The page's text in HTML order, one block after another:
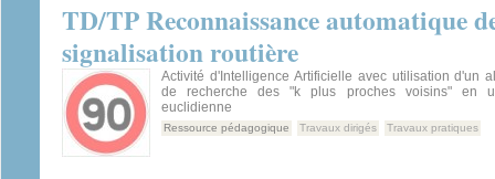
TD/TP Reconnaissance automatique
signalisation routière
Activité d'Intelligence Artificielle avec utilisation d'un
de recherche des "k plus proches voisins" en
euclidienne
Ressource pédagogique Travaux dirigés Travaux pratiques